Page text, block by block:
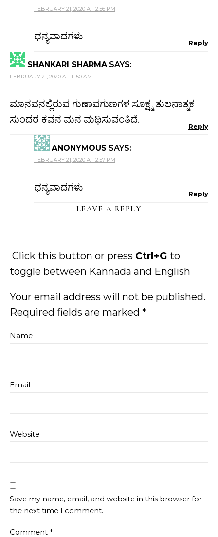
FEBRUARY 21, 2020 AT 2:56 PM
ಧನ್ಯವಾದಗಳು
Reply
SHANKARI SHARMA SAYS:
FEBRUARY 21, 2020 AT 11:50 AM
ಮಾನವನಲ್ಲಿರುವ ಗುಣಾವಗುಣಗಳ ಸೂಕ್ಷ್ಮ ತುಲನಾತ್ಮಕ
ಸುಂದರ ಕವನ ಮನ ಮಥಿಸುವಂತಿದೆ.
Reply
ANONYMOUS SAYS:
FEBRUARY 21, 2020 AT 2:57 PM
ಧನ್ಯವಾದಗಳು
Reply
LEAVE A REPLY
Click this button or press Ctrl+G to
toggle between Kannada and English
Your email address will not be published.
Required fields are marked *
Name
Email
Website
Save my name, email, and website in this browser for
the next time I comment.
Comment *